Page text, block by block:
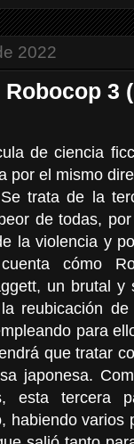
2022
3
de ciencia
por el mismo
trata de la
de todas,
la violencia y
cómo
un brutal y
reubicación
para
que tratar
japonesa.
esta tercera
habiendo varios